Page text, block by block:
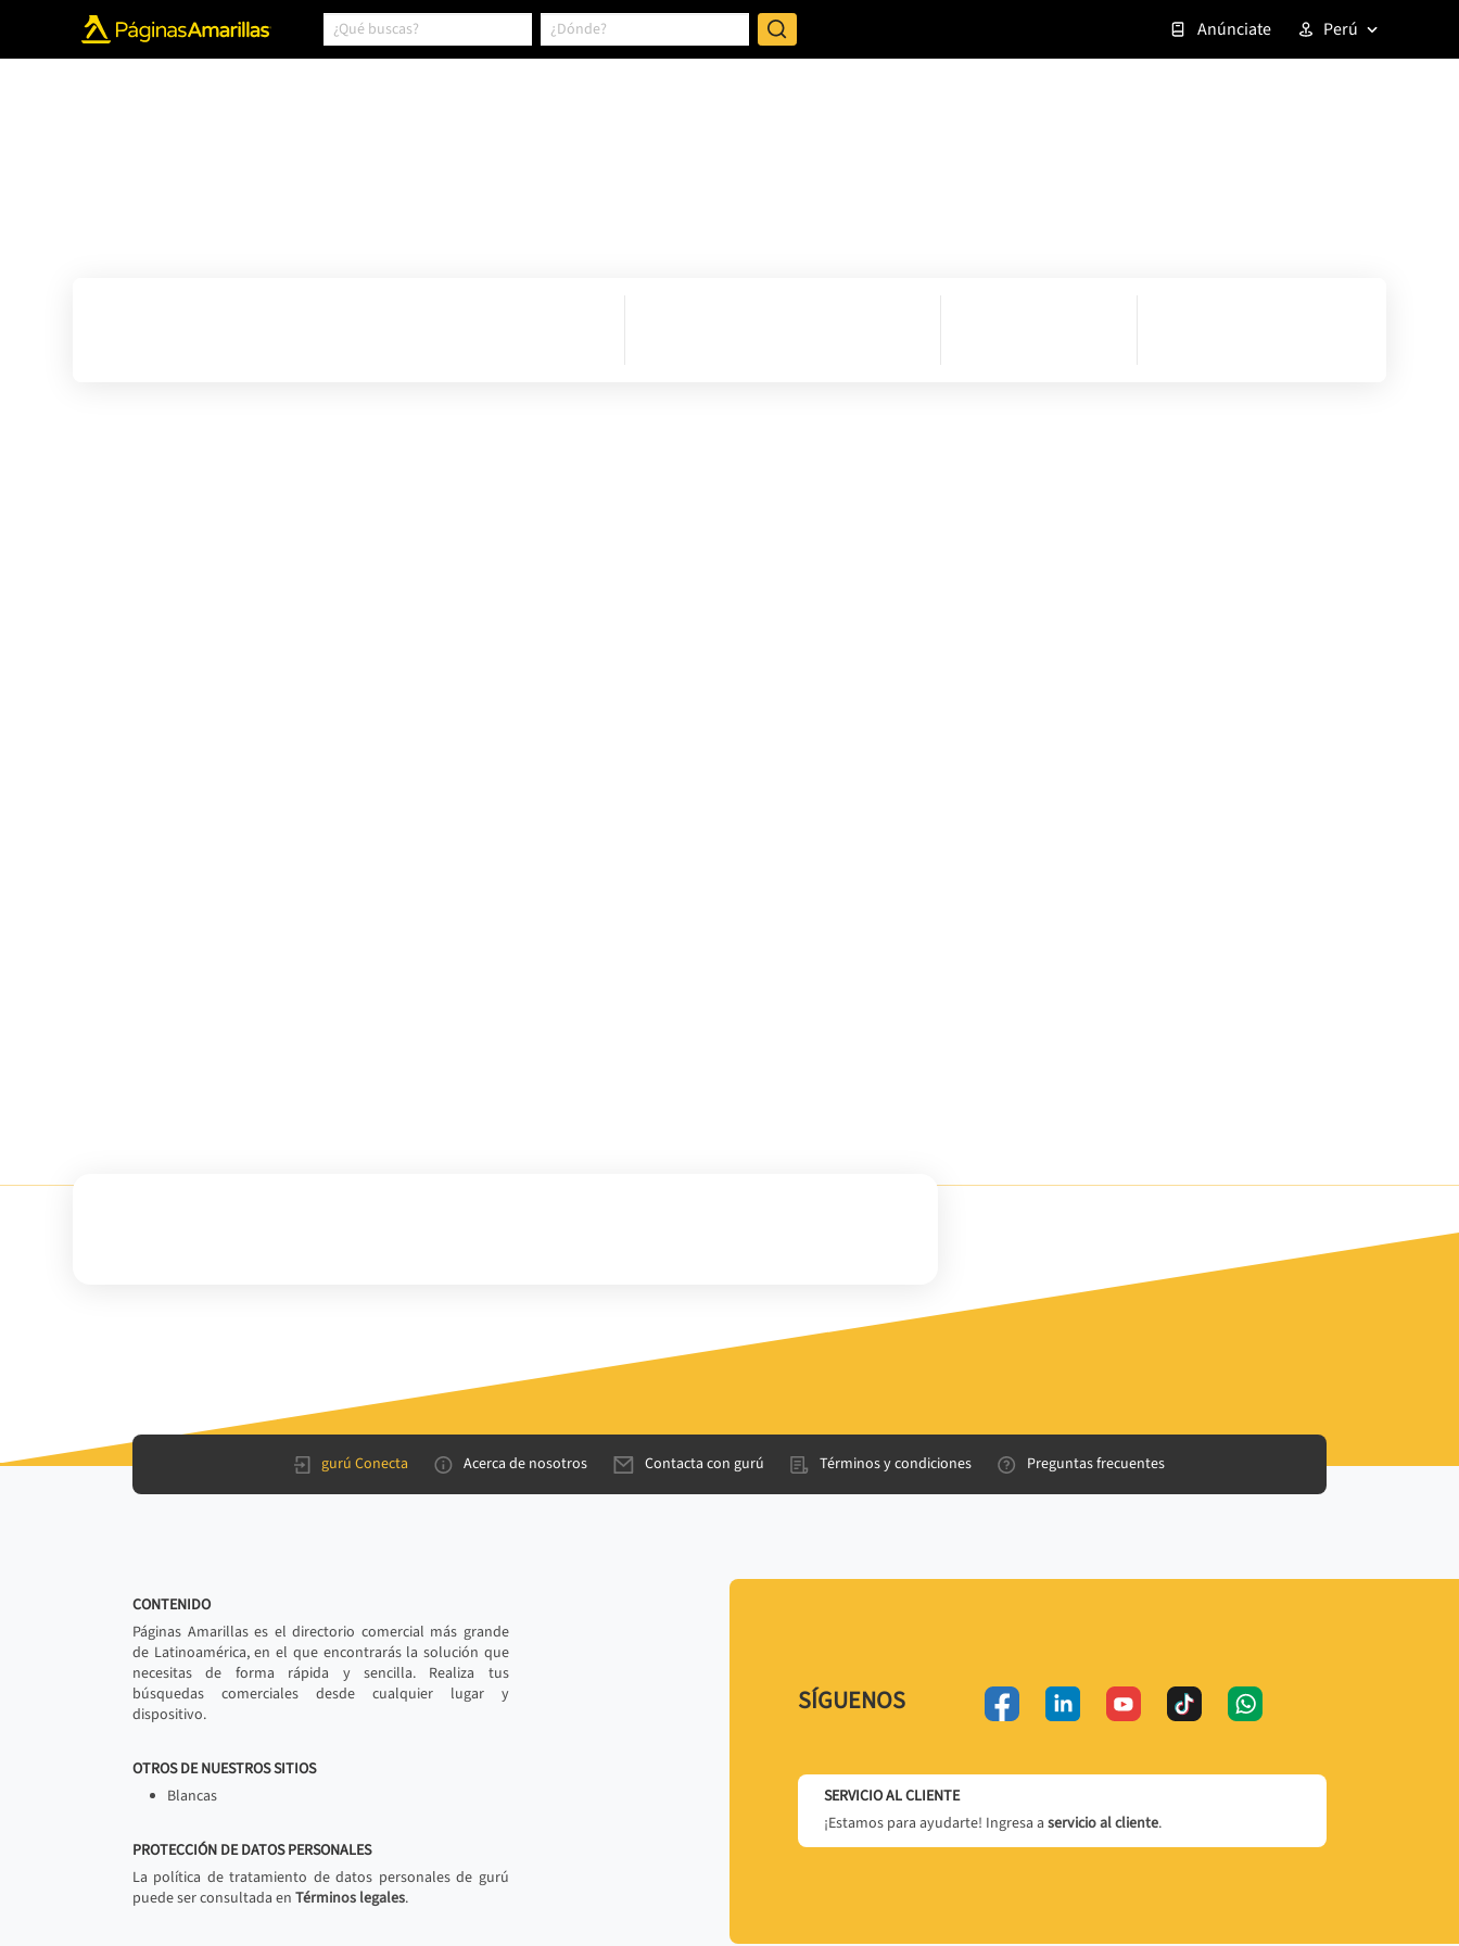
Anúnciate Perú
gurú Conecta Acerca de nosotros Contacta con gurú Términos y condiciones Preguntas frecuentes
CONTENIDO
Páginas Amarillas es el directorio comercial más grande
de Latinoamérica, en el que encontrarás la solución que
necesitas de forma rápida y sencilla. Realiza tus
búsquedas comerciales desde cualquier lugar y
dispositivo.
OTROS DE NUESTROS SITIOS
Blancas
PROTECCIÓN DE DATOS PERSONALES
La política de tratamiento de datos personales de gurú
puede ser consultada en Términos legales.
SÍGUENOS
SERVICIO AL CLIENTE
¡Estamos para ayudarte! Ingresa a servicio al cliente.